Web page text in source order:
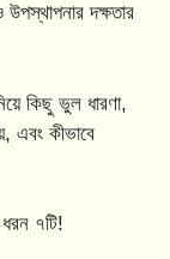
দক্ষতার
কিছু ভুল ধারণা,
এবং কীভাবে
৭টি!